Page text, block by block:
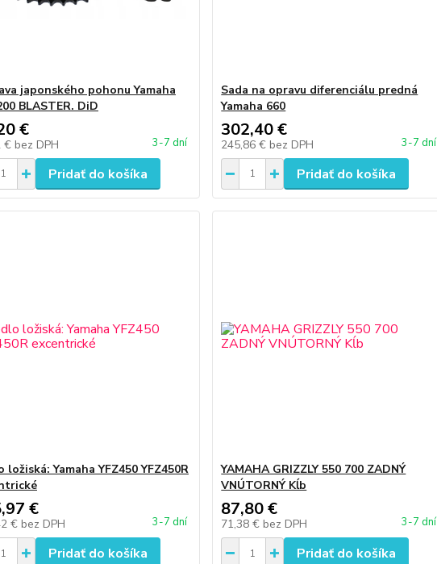
japonského pohonu Yamaha
BLASTER. DiD
€
€ bez DPH 3-7 dní
Pridať do košíka
Sada na opravu diferenciálu predná
Yamaha 660
302,40 €
245,86 € bez DPH 3-7 dní
Pridať do košíka
ložiská: Yamaha YFZ450 YFZ450R
€
€ bez DPH 3-7 dní
Pridať do košíka
YAMAHA GRIZZLY 550 700 ZADNÝ
VNÚTORNÝ Kĺb
87,80 €
71,38 € bez DPH 3-7 dní
Pridať do košíka